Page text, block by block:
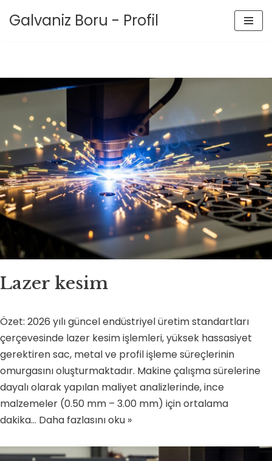
Galvaniz Boru - Profil
Lazer kesim
Özet: 2026 yılı güncel endüstriyel üretim standartları
çerçevesinde lazer kesim işlemleri, yüksek hassasiyet
gerektiren sac, metal ve profil işleme süreçlerinin
omurgasını oluşturmaktadır. Makine çalışma sürelerine
dayalı olarak yapılan maliyet analizlerinde, ince
malzemeler (0.50 mm – 3.00 mm) için ortalama
dakika… Daha fazlasını oku »